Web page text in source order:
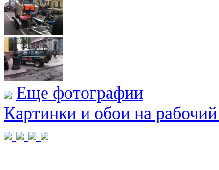
Еще фотографии
Картинки и обои на